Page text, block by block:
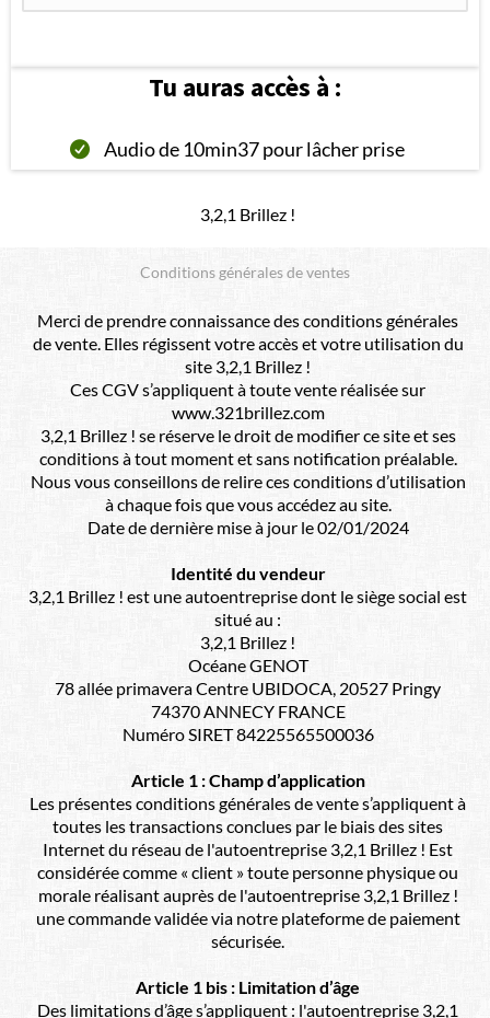
Tu auras accès à :
Audio de 10min37 pour lâcher prise
3,2,1 Brillez !
Conditions générales de ventes
Merci de prendre connaissance des conditions générales
de vente. Elles régissent votre accès et votre utilisation du
site 3,2,1 Brillez !
Ces CGV s’appliquent à toute vente réalisée sur
www.321brillez.com
3,2,1 Brillez ! se réserve le droit de modifier ce site et ses
conditions à tout moment et sans notification préalable.
Nous vous conseillons de relire ces conditions d’utilisation
à chaque fois que vous accédez au site.
Date de dernière mise à jour le 02/01/2024
Identité du vendeur
3,2,1 Brillez ! est une autoentreprise dont le siège social est
situé au :
3,2,1 Brillez !
Océane GENOT
78 allée primavera Centre UBIDOCA, 20527 Pringy
74370 ANNECY FRANCE
Numéro SIRET 84225565500036
Article 1 : Champ d’application
Les présentes conditions générales de vente s’appliquent à
toutes les transactions conclues par le biais des sites
Internet du réseau de l'autoentreprise 3,2,1 Brillez ! Est
considérée comme « client » toute personne physique ou
morale réalisant auprès de l'autoentreprise 3,2,1 Brillez !
une commande validée via notre plateforme de paiement
sécurisée.
Article 1 bis : Limitation d’âge
Des limitations d’âge s’appliquent : l'autoentreprise 3,2,1